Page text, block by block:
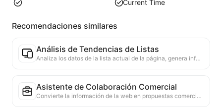
Current Time
Recomendaciones similares
Análisis de Tendencias de Listas
Analiza los datos de la lista actual de la página, genera informes de tendencias. Identifica categorías populares, tipos de productos en rápido ascenso y tecnologías emergentes. Proporciona información de mercado instantánea para ayudarte a comprender las últimas tendencias de productos y movimientos del mercado.
Asistente de Colaboración Comercial
Convierte la información de la web en propuestas comerciales personalizadas, mensajes privados de colaboración, proporciona plantillas listas para usar y guías de seguimiento, simplificando el proceso de colaboración.